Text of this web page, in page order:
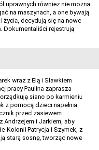
uprawnych również nie można
na maszynach, a one bywają
decydują się na nowe
Dokumentaliści rejestrują
wraz z Elą i Sławkiem
pracy Paulina zaprasza
siano po karmieniu
z pomocą dzieci napełnia
przed zasiewem
Andrzejem i Jarkiem, aby
Kolonii Patrycja i Szymek, z
starą sosnę, tworząc nowe